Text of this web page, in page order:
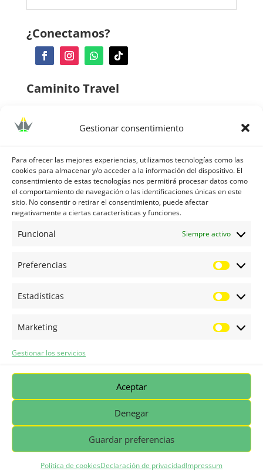
Gestionar consentimiento
Para ofrecer las mejores experiencias, utilizamos tecnologías como las
cookies para almacenar y/o acceder a la información del dispositivo. El
consentimiento de estas tecnologías nos permitirá procesar datos como
el comportamiento de navegación o las identificaciones únicas en este
sitio. No consentir o retirar el consentimiento, puede afectar
negativamente a ciertas características y funciones.
Funcional Siempre activo
Preferencias
Estadísticas
Marketing
Gestionar los servicios
Aceptar
Denegar
Guardar preferencias
Política de cookiesDeclaración de privacidadImpressum
¿Conectamos?
Caminito Travel
Contacto
Dónde nos encontramos
Preguntas frecuentes
Código ético de turismo responsable
Aspecto legales
Política de privacidad
Política de cookies
Condiciones de reserva Quads
Darme de baja
© Caminito Travel - Grupo Aloratur 2024